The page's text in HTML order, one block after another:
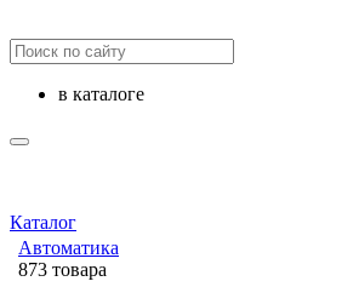
в каталоге
Каталог
Автоматика
873 товара